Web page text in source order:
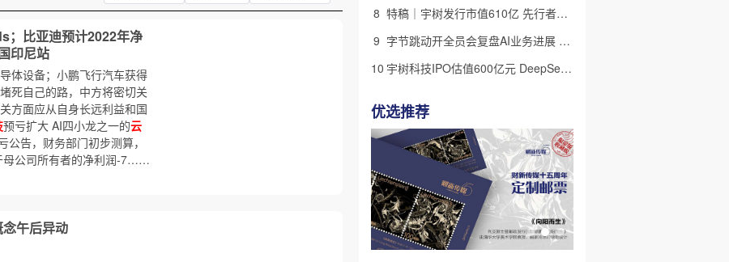
；比亚迪预计2022年净
印尼站
体设备；小鹏飞行汽车获得
死自己的路，中方将密切关
方面应从自身长远利益和国
预亏扩大 AI四小龙之一的云
公告，财务部门初步测算，
母公司所有者的净利润-7……
念午后异动
8
特稿｜宇树发行市值610亿 先行者的加速和考验
9
字节跳动开全员会复盘AI业务进展 称大模型被海外竞对拉开差距
10
宇树科技IPO估值600亿元 DeepSeek参与战略配售
优选推荐